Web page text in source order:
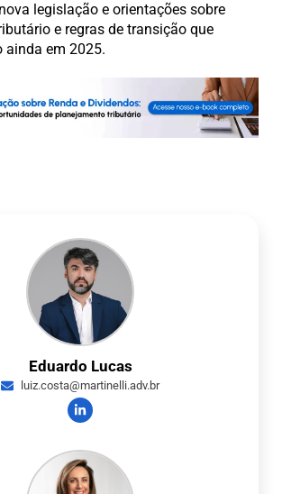
legislação e orientações sobre
e regras de transição que
ainda em 2025.
Eduardo Lucas
luiz.costa@martinelli.adv.br